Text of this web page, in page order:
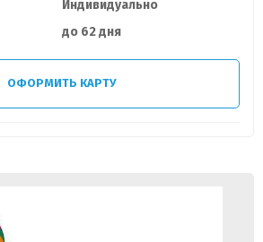
Индивидуально
до 62 дня
ОФОРМИТЬ КАРТУ